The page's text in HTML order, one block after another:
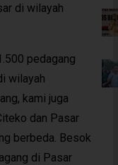
di wilayah
pedagang
wilayah
kami juga
dan Pasar
berbeda. Besok
di Pasar